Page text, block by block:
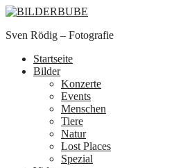
Sven Rödig – Fotografie
Startseite
Bilder
Konzerte
Events
Menschen
Tiere
Natur
Lost Places
Spezial